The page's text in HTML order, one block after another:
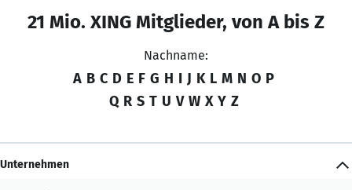
21 Mio. XING Mitglieder, von A bis Z
Nachname:
A B C D E F G H I J K L M N O P
Q R S T U V W X Y Z
Unternehmen